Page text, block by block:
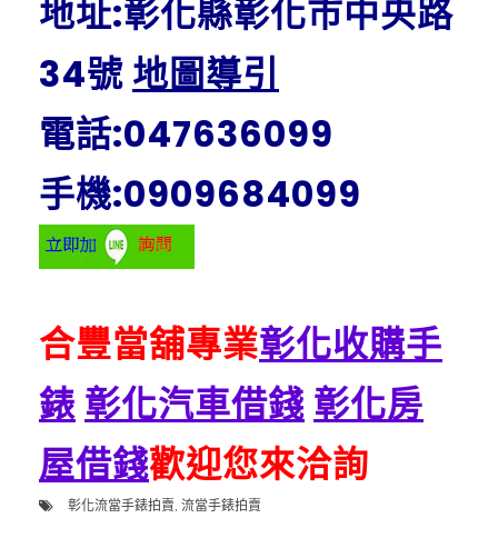
地址:彰化縣彰化市中央路
34號 地圖導引
電話:047636099
手機:0909684099
合豐當舖專業彰化收購手
錶 彰化汽車借錢 彰化房
屋借錢歡迎您來洽詢
彰化流當手錶拍賣, 流當手錶拍賣